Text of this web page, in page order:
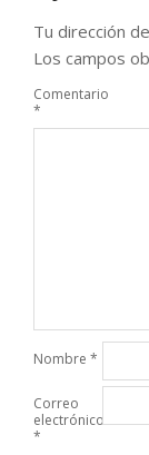
Tu dirección
Los campos
Comentario
*
Nombre *
Correo
electrónico
*